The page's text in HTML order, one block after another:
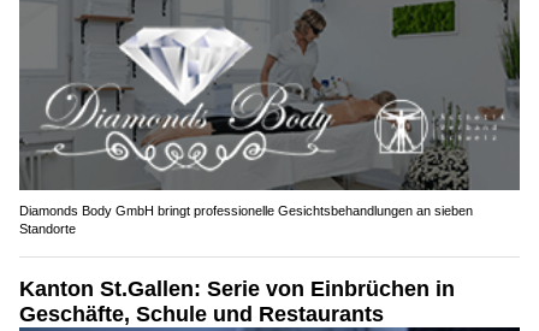
Diamonds Body GmbH bringt professionelle Gesichtsbehandlungen an sieben
Standorte
Kanton St.Gallen: Serie von Einbrüchen in
Geschäfte, Schule und Restaurants